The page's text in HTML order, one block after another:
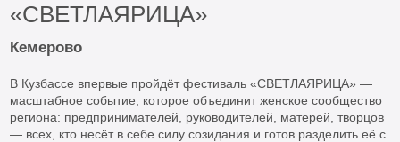
«СВЕТЛАЯРИЦА»
Кемерово
В Кузбассе впервые пройдёт фестиваль «СВЕТЛАЯРИЦА» —
масштабное событие, которое объединит женское сообщество
региона: предпринимателей, руководителей, матерей, творцов
— всех, кто несёт в себе силу созидания и готов разделить её с